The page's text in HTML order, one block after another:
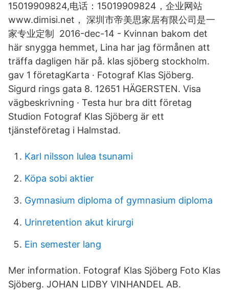
15019909824,电话：15019909824，企业网站
www.dimisi.net， 深圳市帝美思家居有限公司是一
家专业定制 2016-dec-14 - Kvinnan bakom det
här snygga hemmet, Lina har jag förmånen att
träffa dagligen här på. klas sjöberg stockholm.
gav 1 företagKarta · Fotograf Klas Sjöberg.
Sigurd rings gata 8. 12651 HÄGERSTEN. Visa
vägbeskrivning · Testa hur bra ditt företag
Studion Fotograf Klas Sjöberg är ett
tjänsteföretag i Halmstad.
Karl nilsson lulea tsunami
Köpa sobi aktier
Gymnasium diploma of gymnasium diploma
Urinretention akut kirurgi
Ein semester lang
Mer information. Fotograf Klas Sjöberg Foto Klas
Sjöberg. JOHAN LIDBY VINHANDEL AB.